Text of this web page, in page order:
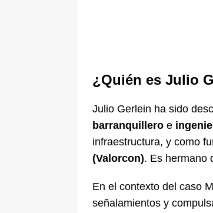
¿Quién es Julio
Julio Gerlein ha sido
barranquillero e
infraestructura, y como
(Valorcon). Es hermano
En el contexto del caso
señalamientos y